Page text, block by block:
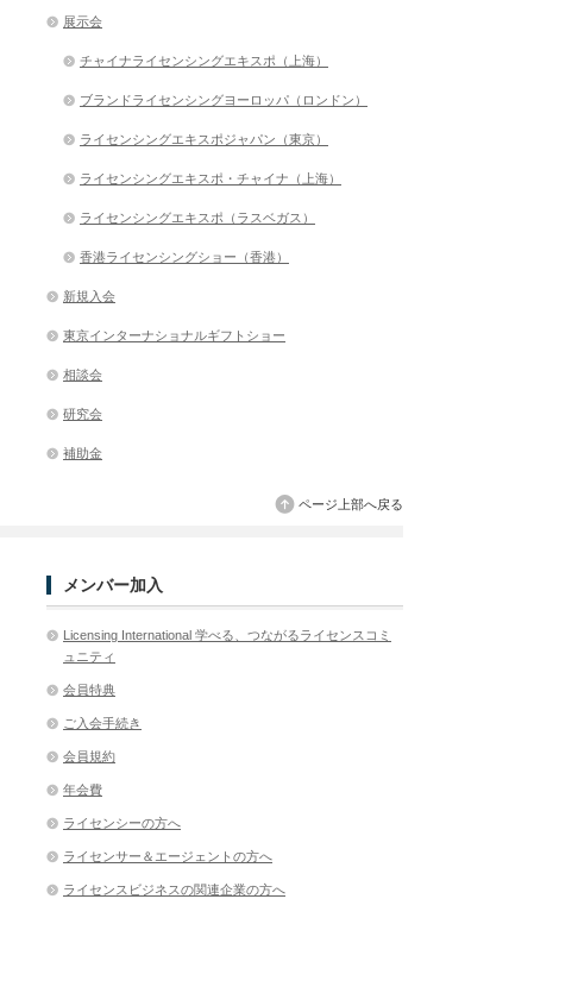
展示会
チャイナライセンシングエキスポ（上海）
ブランドライセンシングヨーロッパ（ロンドン）
ライセンシングエキスポジャパン（東京）
ライセンシングエキスポ・チャイナ（上海）
ライセンシングエキスポ（ラスベガス）
香港ライセンシングショー（香港）
新規入会
東京インターナショナルギフトショー
相談会
研究会
補助金
ページ上部へ戻る
メンバー加入
Licensing International 学べる、つながるライセンスコミ
ュニティ
会員特典
ご入会手続き
会員規約
年会費
ライセンシーの方へ
ライセンサー＆エージェントの方へ
ライセンスビジネスの関連企業の方へ